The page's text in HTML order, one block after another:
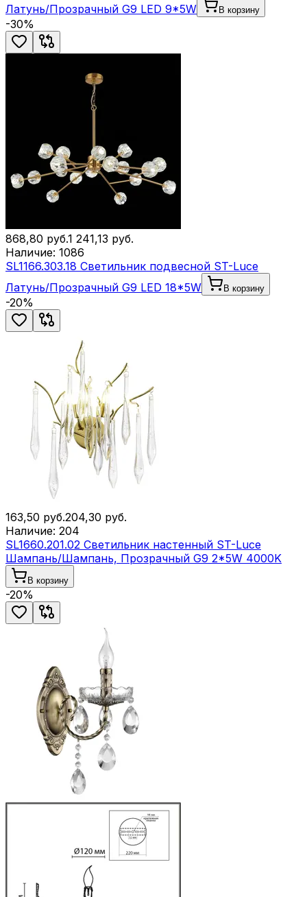
Латунь/Прозрачный G9 LED 9*5W
В корзину
-30%
868,80 руб.1 241,13 руб.
Наличие: 1086
SL1166.303.18 Светильник подвесной ST-Luce
Латунь/Прозрачный G9 LED 18*5W
В корзину
-20%
163,50 руб.204,30 руб.
Наличие: 204
SL1660.201.02 Светильник настенный ST-Luce
Шампань/Шампань, Прозрачный G9 2*5W 4000K
В корзину
-20%